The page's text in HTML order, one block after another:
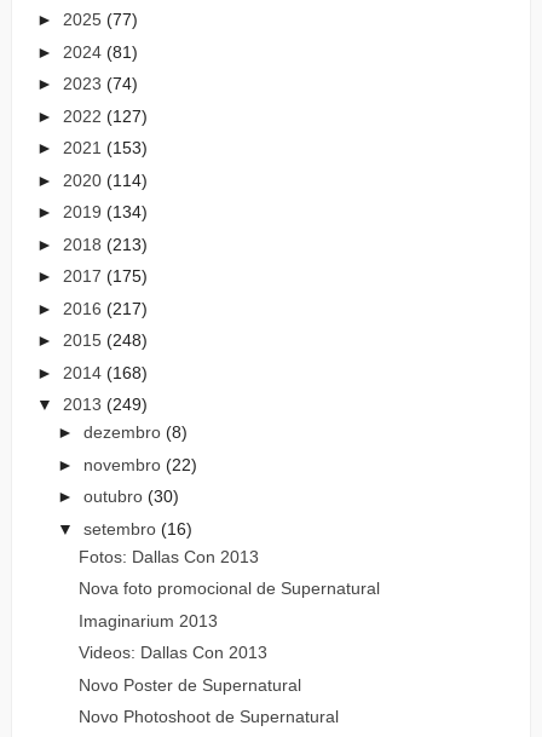
► 2025 (77)
► 2024 (81)
► 2023 (74)
► 2022 (127)
► 2021 (153)
► 2020 (114)
► 2019 (134)
► 2018 (213)
► 2017 (175)
► 2016 (217)
► 2015 (248)
► 2014 (168)
▼ 2013 (249)
► dezembro (8)
► novembro (22)
► outubro (30)
▼ setembro (16)
Fotos: Dallas Con 2013
Nova foto promocional de Supernatural
Imaginarium 2013
Videos: Dallas Con 2013
Novo Poster de Supernatural
Novo Photoshoot de Supernatural